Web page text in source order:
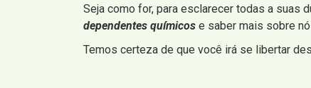
Seja como for, para esclarecer todas a suas
dependentes químicos e saber mais sobre
Temos certeza de que você irá se libertar